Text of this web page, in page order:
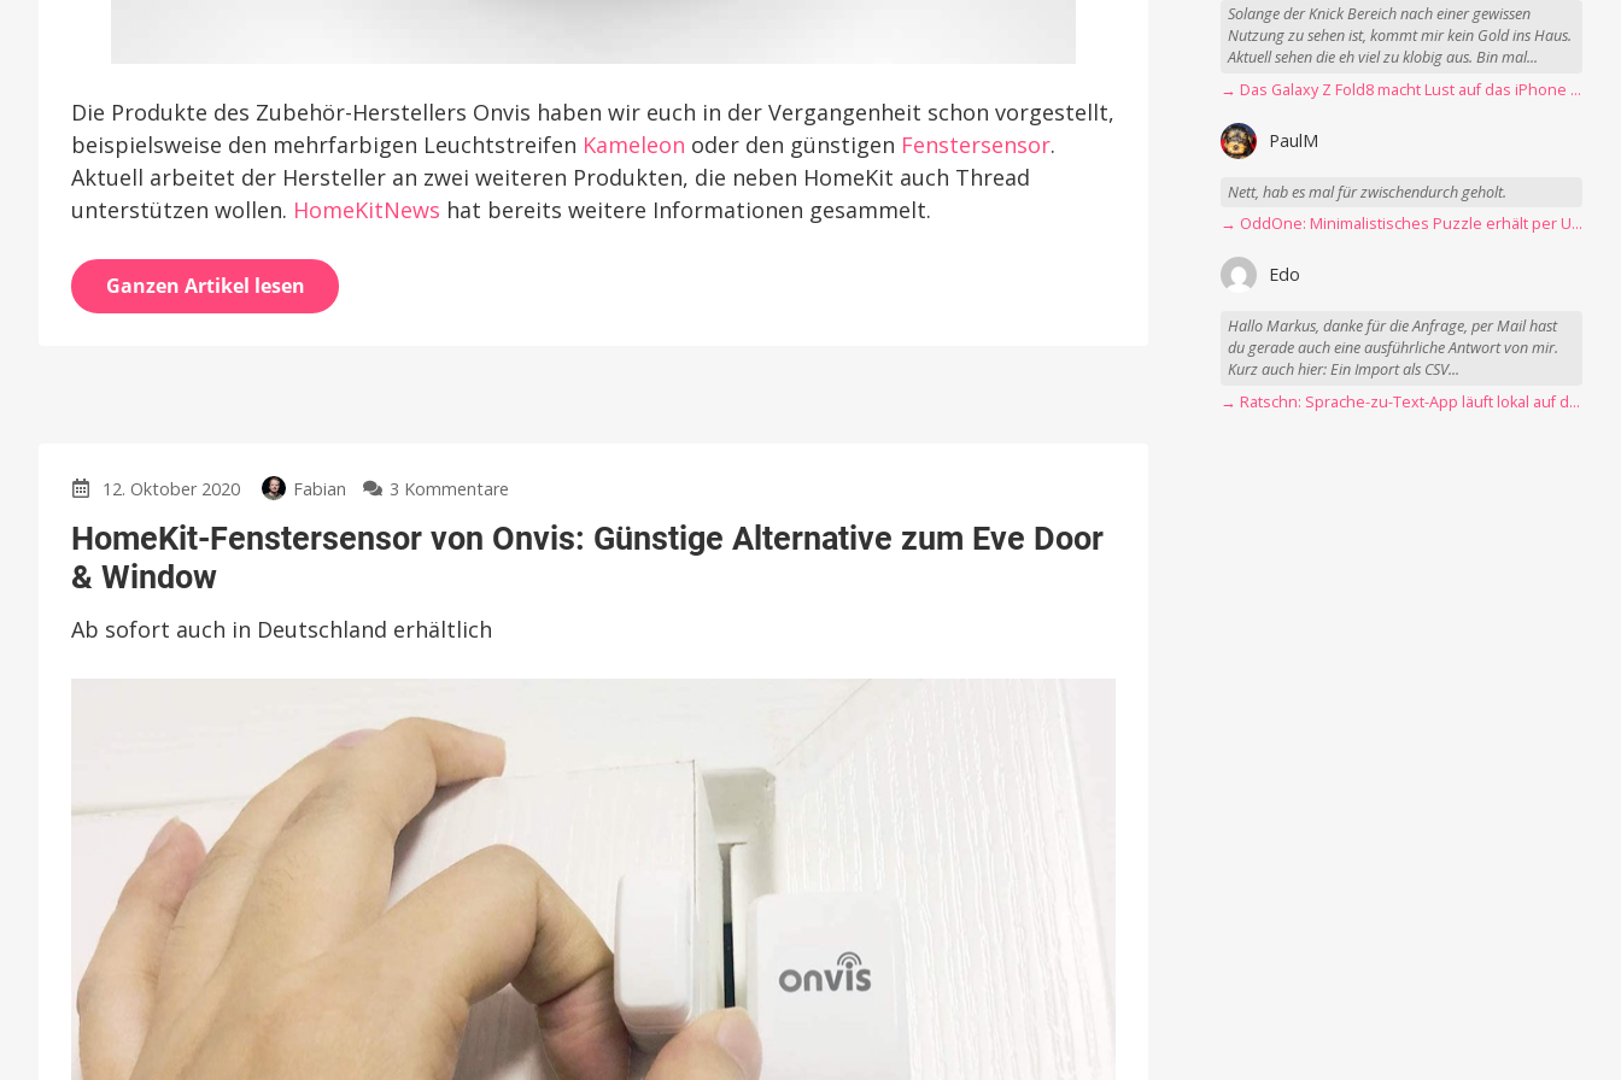
Die Produkte des Zubehör-Herstellers Onvis haben wir euch in der Vergangenheit schon vorgestellt,
beispielsweise den mehrfarbigen Leuchtstreifen Kameleon oder den günstigen Fenstersensor.
Aktuell arbeitet der Hersteller an zwei weiteren Produkten, die neben HomeKit auch Thread
unterstützen wollen. HomeKitNews hat bereits weitere Informationen gesammelt.
Ganzen Artikel lesen
12. Oktober 2020 Fabian 3 Kommentare
Fenstersensor
HomeKit-Fenstersensor von Onvis: Günstige Alternative zum Eve Door
& Window
Ab sofort auch in Deutschland erhältlich
Solange der Knick Bereich nach einer gewissen
Nutzung zu sehen ist, kommt mir kein Gold ins Haus.
Aktuell sehen die eh viel zu klobig aus. Bin mal...
→ Das Galaxy Z Fold8 macht Lust auf das iPhone Ultra
PaulM
Nett, hab es mal für zwischendurch geholt.
→ OddOne: Minimalistisches Puzzle erhält per Update 150 neue Level
Edo
Hallo Markus, danke für die Anfrage, per Mail hast
du gerade auch eine ausführliche Antwort von mir.
Kurz auch hier: Ein Import als CSV...
→ Ratschn: Sprache-zu-Text-App läuft lokal auf dem Mac